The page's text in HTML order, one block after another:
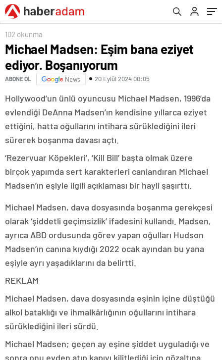
102 okunma
Michael Madsen: Eşim bana eziyet
ediyor. Boşanıyorum
ABONE OL News 20 Eylül 2024 00:05
Hollywood’un ünlü oyuncusu Michael Madsen, 1996’da
evlendiği DeAnna Madsen’ın kendisine yıllarca eziyet
ettiğini, hatta oğullarını intihara sürüklediğini ileri
sürerek boşanma davası açtı.
‘Rezervuar Köpekleri’, ‘Kill Bill’ başta olmak üzere
birçok yapımda sert karakterleri canlandıran Michael
Madsen’ın eşiyle ilgili açıklaması bir hayli şaşırttı.
Michael Madsen, dava dosyasında boşanma gerekçesi
olarak ‘şiddetli geçimsizlik’ ifadesini kullandı. Madsen,
ayrıca ABD ordusunda görev yapan oğulları Hudson
Madsen’ın canına kıydığı 2022 ocak ayından bu yana
eşiyle ayrı yaşadıklarını da belirtti.
REKLAM
Michael Madsen, dava dosyasında eşinin içine düştüğü
alkol bataklığı ve ihmalkârlığının oğullarını intihara
sürüklediğini ileri sürdü.
Michael Madsen; geçen ay eşine şiddet uyguladığı ve
sonra onu evden atıp kapıyı kilitlediği için gözaltına